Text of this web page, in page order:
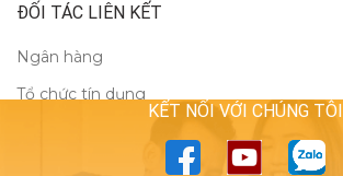
ĐỐI TÁC LIÊN KẾT
Ngân hàng
Tổ chức tín dụng
KẾT NỐI VỚI CHÚNG TÔI